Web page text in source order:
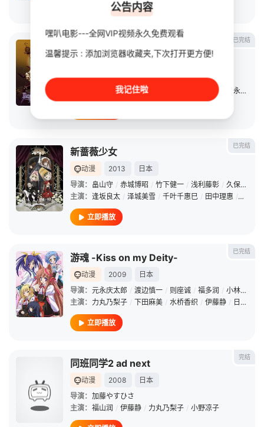
立即播放
已完结
蔷薇少女序曲
导演：松尾衡
泽城美雪 / 野川樱 桑谷夏子 森永理科
已完结
新蔷薇少女
动漫 2013
日本
导演： 畠山守 / 赤城博昭 / 竹下健一 / 浅利藤彰 / 久保太郎
主演： 逢坂良太 / 泽城美雪 / 千叶千惠巳 / 田中理惠 / 桑谷夏
立即播放
已完结
游魂 -Kiss on my Deity-
动漫 2009
日本
导演： 元永庆太郎 / 渡边慎一 / 则座诚 / 福多润 / 小林孝志
主演： 力丸乃梨子 / 下田麻美 / 水桥香织 / 伊藤静 / 日野聪
立即播放
完结
同班同学2 ad next
动漫 2008
日本
导演： 加藤やすひさ
主演： 福山润 / 伊藤静 / 力丸乃梨子 / 小野凉子
公告内容
嘿叭电影---全网VIP视频永久免费观看
温馨提示 : 添加浏览器收藏夹,下次打开更方便!
我记住啦